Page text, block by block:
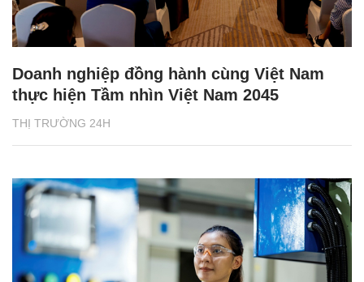
THỊ TRƯỜNG 24H
Doanh nghiệp đồng hành cùng Việt Nam
thực hiện Tầm nhìn Việt Nam 2045